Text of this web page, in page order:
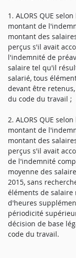
1. ALORS QUE
montant de
montant des
perçus s'il avait
l'indemnité de
salaire tel qu'il
salarié, tous
devant être
du code du travail ;
2. ALORS QUE
montant de
montant des
perçus s'il avait
de l'indemnité
moyenne des
2015, sans
éléments de
d'heures
périodicité
décision de base
code du travail.